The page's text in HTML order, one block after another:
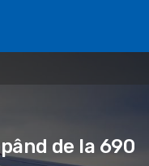
de la 690